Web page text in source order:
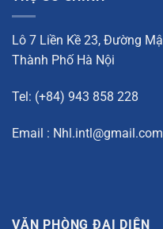
Lô 7 Liền Kề 23, Đường
Thành Phố Hà Nội
Tel: (+84) 943 858 228
Email :
VĂN PHÒNG ĐẠI DIỆN